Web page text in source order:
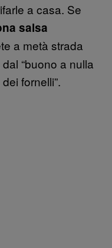
a casa. Se
salsa
a metà strada
“buono a nulla
fornelli”.